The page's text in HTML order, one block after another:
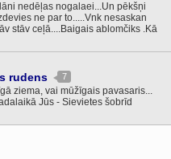
nedēļas nogalaei...Un pēkšņi
ne par to.....Vnk nesaskan
stāv ceļā....Baigais ablomčiks .Kā
rudens 7
ziema, vai mūžīgais pavasaris...
Jūs - Sievietes šobrīd